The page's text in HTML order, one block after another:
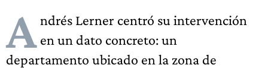
A ndrés Lerner centró su intervención
en un dato concreto: un
departamento ubicado en la zona de